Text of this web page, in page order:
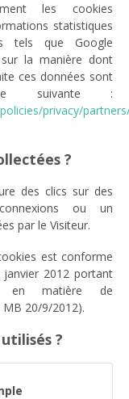
les cookies
statistiques
tels que Google
sur la manière dont
ces données sont
suivante :
privacy/
?
des clics sur des
ou un
par le Visiteur.
est conforme
2012 portant
en matière de
20/9/2012).
?